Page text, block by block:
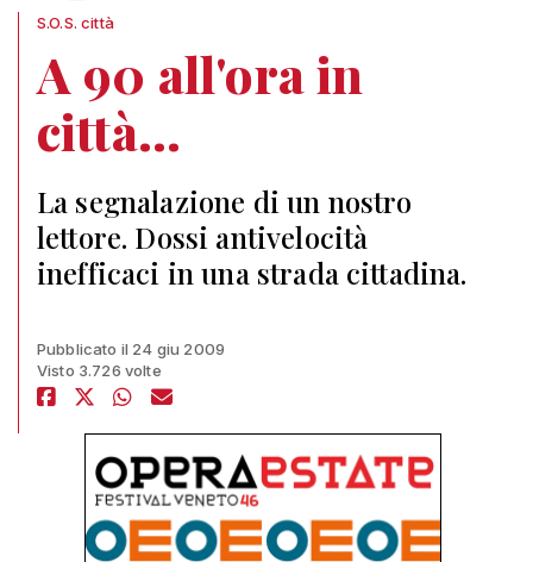
S.O.S. città
A 90 all'ora in
città...
La segnalazione di un nostro
lettore. Dossi antivelocità
inefficaci in una strada cittadina.
Pubblicato il 24 giu 2009
Visto 3.726 volte